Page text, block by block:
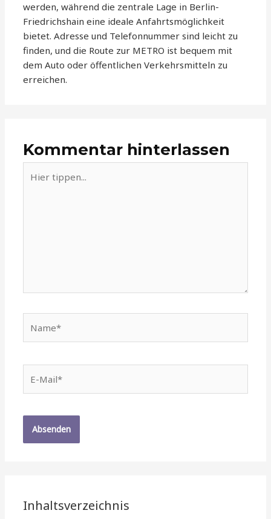
werden, während die zentrale Lage in Berlin-
Friedrichshain eine ideale Anfahrtsmöglichkeit
bietet. Adresse und Telefonnummer sind leicht zu
finden, und die Route zur METRO ist bequem mit
dem Auto oder öffentlichen Verkehrsmitteln zu
erreichen.
Kommentar hinterlassen
tippen...
Mail*
Inhaltsverzeichnis